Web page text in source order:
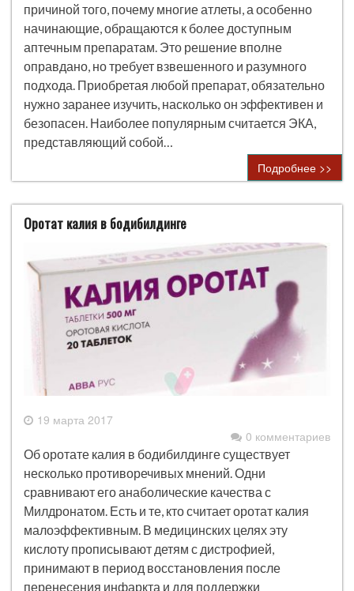
причиной того, почему многие атлеты, а особенно
начинающие, обращаются к более доступным
аптечным препаратам. Это решение вполне
оправдано, но требует взвешенного и разумного
подхода. Приобретая любой препарат, обязательно
нужно заранее изучить, насколько он эффективен и
безопасен. Наиболее популярным считается ЭКА,
представляющий собой…
Подробнее >>
Оротат калия в бодибилдинге
19 марта 2017
0 комментариев
Об оротате калия в бодибилдинге существует
несколько противоречивых мнений. Одни
сравнивают его анаболические качества с
Милдронатом. Есть и те, кто считает оротат калия
малоэффективным. В медицинских целях эту
кислоту прописывают детям с дистрофией,
принимают в период восстановления после
перенесения инфаркта и для поддержки